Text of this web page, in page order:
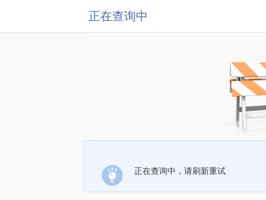
正在查询中
正在查询中，请刷新重试